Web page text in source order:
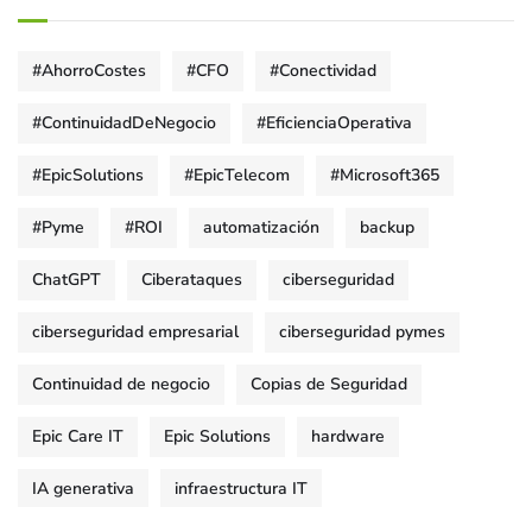
#AhorroCostes #CFO #Conectividad
#ContinuidadDeNegocio #EficienciaOperativa
#EpicSolutions #EpicTelecom #Microsoft365
#Pyme #ROI automatización backup
ChatGPT Ciberataques ciberseguridad
ciberseguridad empresarial ciberseguridad pymes
Continuidad de negocio Copias de Seguridad
Epic Care IT Epic Solutions hardware
IA generativa infraestructura IT